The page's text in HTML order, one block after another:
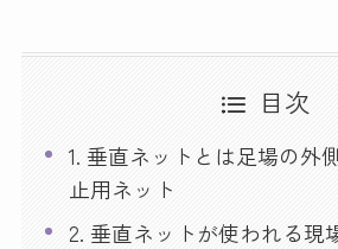
目次
1. 垂直ネットとは足場の外
止用ネット
2. 垂直ネットが使われる現